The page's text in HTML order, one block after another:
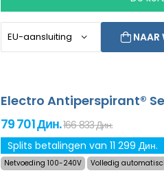
overmatig zweten van hoofd,
succesvol en langdurig
ontevredenheid en gratis express
NAAR
Electro Antiperspirant®
79 701 Дин.166 833 Дин.
Splits betalingen van 11 299 Дин.
Netvoeding 100-240V Volledig